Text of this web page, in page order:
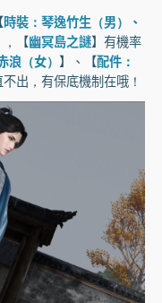
時裝：琴逸竹生（男）、
【幽冥島之謎】有機率
（女） 】、【配件：
出，有保底機制在哦！